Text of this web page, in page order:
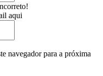
aqui
navegador para a próxima